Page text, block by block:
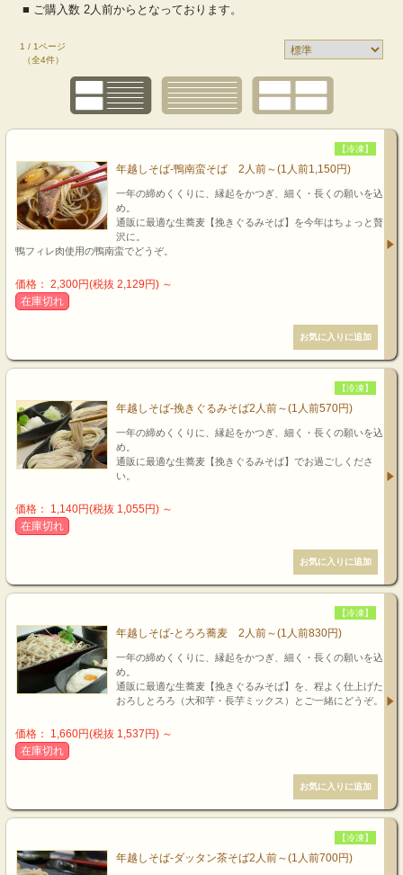
■ ご購入数 2人前からとなっております。
1 / 1ページ
（全4件）
【冷凍】
年越しそば-鴨南蛮そば 2人前～(1人前1,150円)
一年の締めくくりに、縁起をかつぎ、細く・長くの願いを込
め。
通販に最適な生蕎麦【挽きぐるみそば】を今年はちょっと贅
沢に。
鴨フィレ肉使用の鴨南蛮でどうぞ。
価格： 2,300円(税抜 2,129円) ～
在庫切れ
【冷凍】
年越しそば-挽きぐるみそば2人前～(1人前570円)
一年の締めくくりに、縁起をかつぎ、細く・長くの願いを込
め。
通販に最適な生蕎麦【挽きぐるみそば】でお過ごしくださ
い。
価格： 1,140円(税抜 1,055円) ～
在庫切れ
【冷凍】
年越しそば-とろろ蕎麦 2人前～(1人前830円)
一年の締めくくりに、縁起をかつぎ、細く・長くの願いを込
め。
通販に最適な生蕎麦【挽きぐるみそば】を、程よく仕上げた
おろしとろろ（大和芋・長芋ミックス）とご一緒にどうぞ。
価格： 1,660円(税抜 1,537円) ～
在庫切れ
【冷凍】
年越しそば-ダッタン茶そば2人前～(1人前700円)